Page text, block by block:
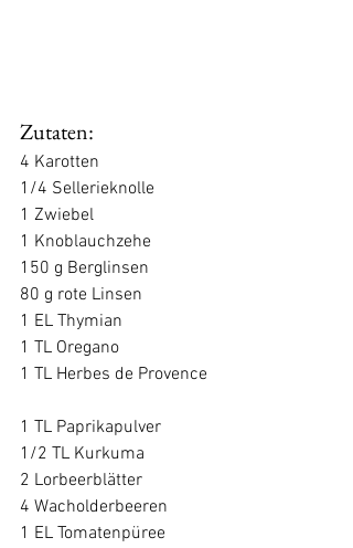
Zutaten:
4 Karotten
1/4 Sellerieknolle
1 Zwiebel
1 Knoblauchzehe
150 g Berglinsen
80 g rote Linsen
1 EL Thymian
1 TL Oregano
1 TL Herbes de Provence
1 TL Paprikapulver
1/2 TL Kurkuma
2 Lorbeerblätter
4 Wacholderbeeren
1 EL Tomatenpüree